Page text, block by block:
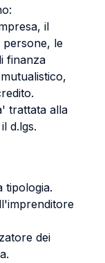
il
persone, le
finanza
trattata alla
d.lgs.
tipologia.
dei